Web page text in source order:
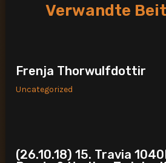
Verwandte
Frenja Thorwulfdottir
Uncategorized
(26.10.18) 15. Travia